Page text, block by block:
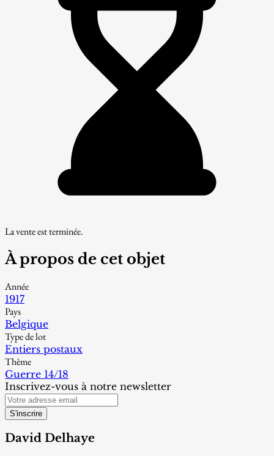
La vente est terminée.
À propos de cet objet
Année
1917
Pays
Belgique
Type de lot
Entiers postaux
Thème
Guerre 14/18
Inscrivez-vous à notre newsletter
S'inscrire
David Delhaye